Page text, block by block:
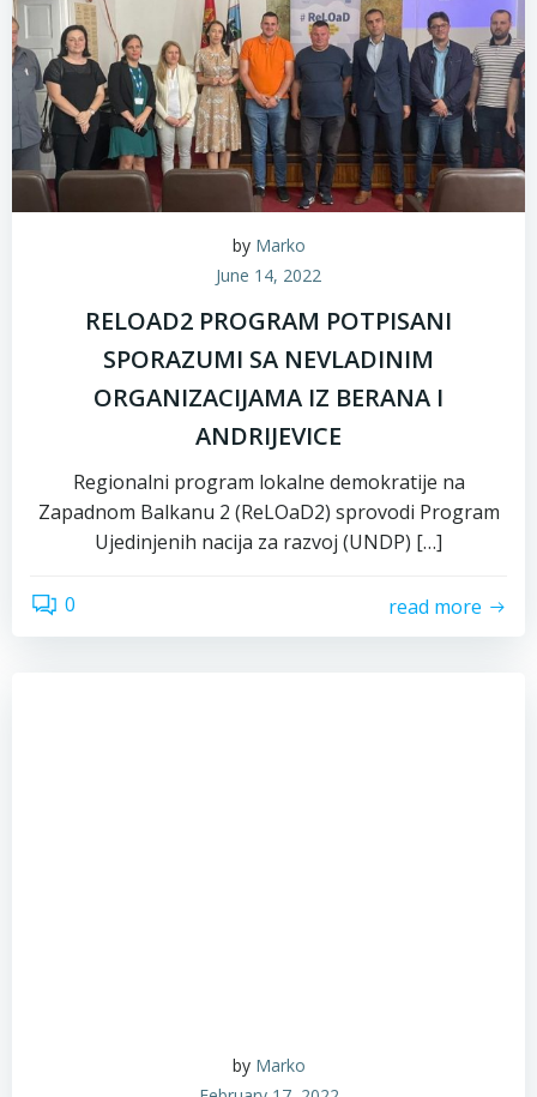
by Marko
June 14, 2022
RELOAD2 PROGRAM POTPISANI
SPORAZUMI SA NEVLADINIM
ORGANIZACIJAMA IZ BERANA I
ANDRIJEVICE
Regionalni program lokalne demokratije na
Zapadnom Balkanu 2 (ReLOaD2) sprovodi Program
Ujedinjenih nacija za razvoj (UNDP) […]
0 read more
by Marko